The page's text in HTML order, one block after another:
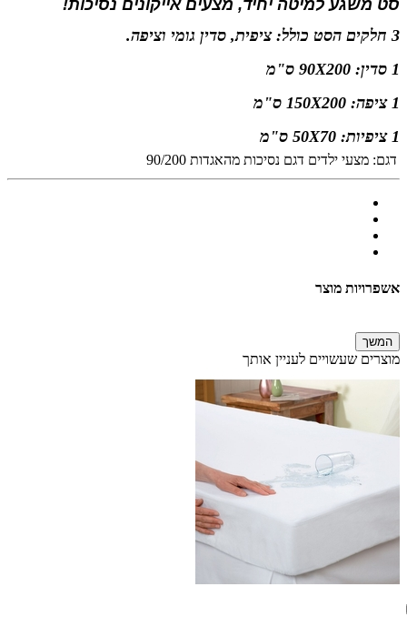
סט משגע למיטה יחיד, מצעים אייקונים נסיכות!
3 חלקים
הסט כולל: ציפית, סדין גומי וציפה.
1 סדין: 90X200 ס"מ
1 ציפה: 150X200 ס"מ
1 ציפיות: 50X70 ס"מ
דגם: מצעי ילדים דגם נסיכות מהאגדות 90/200
אשפרויות מוצר
המשך
מוצרים שעשויים לעניין אותך